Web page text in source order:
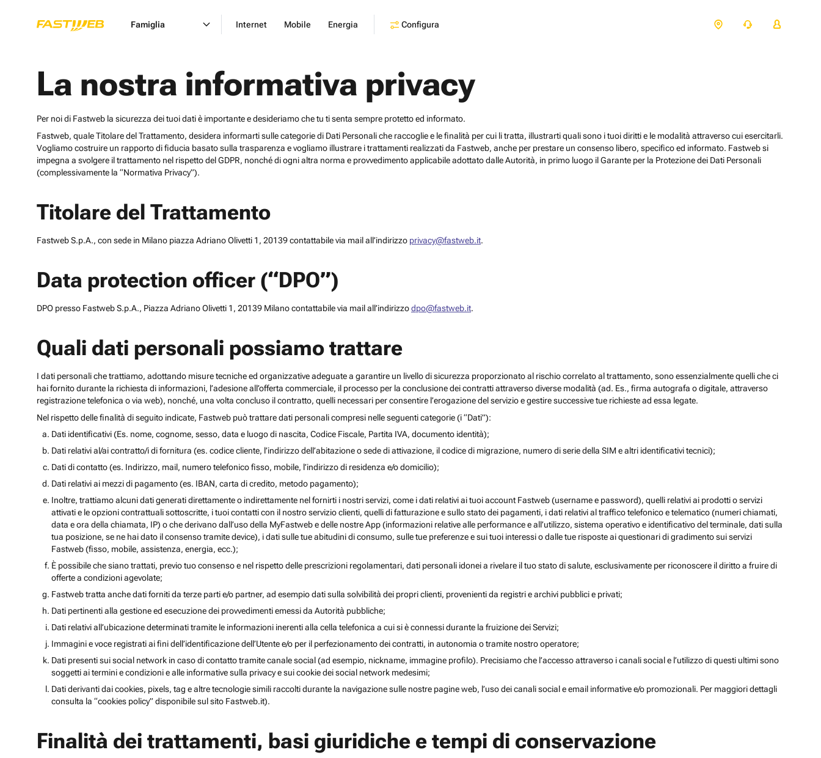
Famiglia Internet Mobile Energia Configura
La nostra informativa privacy
Per noi di Fastweb la sicurezza dei tuoi dati è importante e desideriamo che tu ti senta sempre protetto ed informato.
Fastweb, quale Titolare del Trattamento, desidera informarti sulle categorie di Dati Personali che raccoglie e le finalità per cui li tratta, illustrarti quali sono i tuoi diritti e le modalità attraverso cui esercitarli.
Vogliamo costruire un rapporto di fiducia basato sulla trasparenza e vogliamo illustrare i trattamenti realizzati da Fastweb, anche per prestare un consenso libero, specifico ed informato. Fastweb si
impegna a svolgere il trattamento nel rispetto del GDPR, nonché di ogni altra norma e provvedimento applicabile adottato dalle Autorità, in primo luogo il Garante per la Protezione dei Dati Personali
(complessivamente la “Normativa Privacy”).
Titolare del Trattamento
Fastweb S.p.A., con sede in Milano piazza Adriano Olivetti 1, 20139 contattabile via mail all’indirizzo privacy@fastweb.it.
Data protection officer (“DPO”)
DPO presso Fastweb S.p.A., Piazza Adriano Olivetti 1, 20139 Milano contattabile via mail all’indirizzodpo@fastweb.it.
Quali dati personali possiamo trattare
I dati personali che trattiamo, adottando misure tecniche ed organizzative adeguate a garantire un livello di sicurezza proporzionato al rischio correlato al trattamento, sono essenzialmente quelli che ci
hai fornito durante la richiesta di informazioni, l’adesione all’offerta commerciale, il processo per la conclusione dei contratti attraverso diverse modalità (ad. Es., firma autografa o digitale, attraverso
registrazione telefonica o via web), nonché, una volta concluso il contratto, quelli necessari per consentire l’erogazione del servizio e gestire successive tue richieste ad essa legate.
Nel rispetto delle finalità di seguito indicate, Fastweb può trattare dati personali compresi nelle seguenti categorie (i “Dati”):
Dati identificativi (Es. nome, cognome, sesso, data e luogo di nascita, Codice Fiscale, Partita IVA, documento identità);
Dati relativi al/ai contratto/i di fornitura (es. codice cliente, l’indirizzo dell’abitazione o sede di attivazione, il codice di migrazione, numero di serie della SIM e altri identificativi tecnici);
Dati di contatto (es. Indirizzo, mail, numero telefonico fisso, mobile, l’indirizzo di residenza e/o domicilio);
Dati relativi ai mezzi di pagamento (es. IBAN, carta di credito, metodo pagamento);
Inoltre, trattiamo alcuni dati generati direttamente o indirettamente nel fornirti i nostri servizi, come i dati relativi ai tuoi account Fastweb (username e password), quelli relativi ai prodotti o servizi
attivati e le opzioni contrattuali sottoscritte, i tuoi contatti con il nostro servizio clienti, quelli di fatturazione e sullo stato dei pagamenti, i dati relativi al traffico telefonico e telematico (numeri chiamati,
data e ora della chiamata, IP) o che derivano dall’uso della MyFastweb e delle nostre App (informazioni relative alle performance e all’utilizzo, sistema operativo e identificativo del terminale, dati sulla
tua posizione, se ne hai dato il consenso tramite device), i dati sulle tue abitudini di consumo, sulle tue preferenze e sui tuoi interessi o dalle tue risposte ai questionari di gradimento sui servizi
Fastweb (fisso, mobile, assistenza, energia, ecc.);
È possibile che siano trattati, previo tuo consenso e nel rispetto delle prescrizioni regolamentari, dati personali idonei a rivelare il tuo stato di salute, esclusivamente per riconoscere il diritto a fruire di
offerte a condizioni agevolate;
Fastweb tratta anche dati forniti da terze parti e/o partner, ad esempio dati sulla solvibilità dei propri clienti, provenienti da registri e archivi pubblici e privati;
Dati pertinenti alla gestione ed esecuzione dei provvedimenti emessi da Autorità pubbliche;
Dati relativi all’ubicazione determinati tramite le informazioni inerenti alla cella telefonica a cui si è connessi durante la fruizione dei Servizi;
Immagini e voce registrati ai fini dell’identificazione dell’Utente e/o per il perfezionamento dei contratti, in autonomia o tramite nostro operatore;
Dati presenti sui social network in caso di contatto tramite canale social (ad esempio, nickname, immagine profilo). Precisiamo che l’accesso attraverso i canali social e l’utilizzo di questi ultimi sono
soggetti ai termini e condizioni e alle informative sulla privacy e sui cookie dei social network medesimi;
Dati derivanti dai cookies, pixels, tag e altre tecnologie simili raccolti durante la navigazione sulle nostre pagine web, l’uso dei canali social e email informative e/o promozionali. Per maggiori dettagli
consulta la “cookies policy” disponibile sul sito Fastweb.it).
Finalità dei trattamenti, basi giuridiche e tempi di conservazione